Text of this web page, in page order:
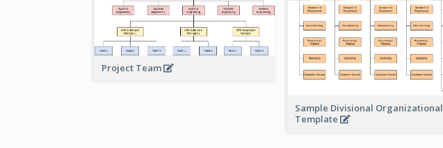
Project Team
Sample Divisional Organizational
Template